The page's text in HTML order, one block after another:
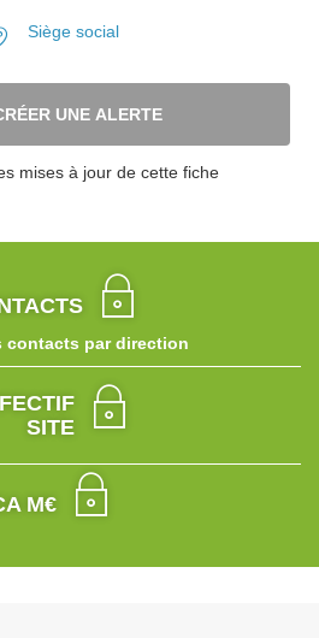
Siège social
UNE ALERTE
mises à jour de cette fiche
contacts par direction
SITE
M€